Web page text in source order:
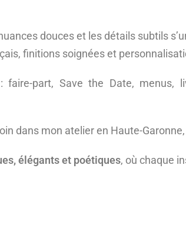
douces et les détails subtils
finitions soignées et
part, Save the Date, menus,
dans mon atelier en Haute-
élégants et poétiques, où chaque